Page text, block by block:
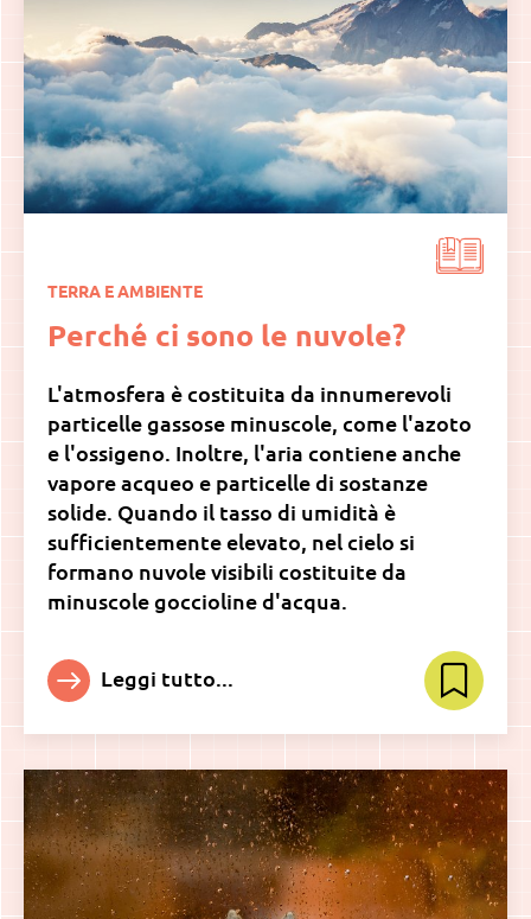
TERRA E AMBIENTE
Perché ci sono le nuvole?
L'atmosfera è costituita da innumerevoli
particelle gassose minuscole, come l'azoto
e l'ossigeno. Inoltre, l'aria contiene anche
vapore acqueo e particelle di sostanze
solide. Quando il tasso di umidità è
sufficientemente elevato, nel cielo si
formano nuvole visibili costituite da
minuscole goccioline d'acqua.
Leggi tutto...